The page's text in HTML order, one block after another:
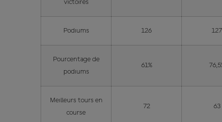
victoires
Podiums 126 127
Pourcentage de
podiums
61%
Meilleurs tours en
course
72 63